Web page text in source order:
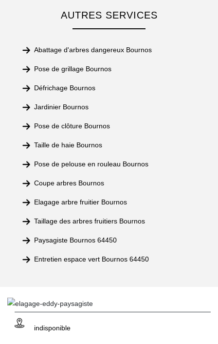
AUTRES SERVICES
Abattage d'arbres dangereux Bournos
Pose de grillage Bournos
Défrichage Bournos
Jardinier Bournos
Pose de clôture Bournos
Taille de haie Bournos
Pose de pelouse en rouleau Bournos
Coupe arbres Bournos
Elagage arbre fruitier Bournos
Taillage des arbres fruitiers Bournos
Paysagiste Bournos 64450
Entretien espace vert Bournos 64450
indisponible